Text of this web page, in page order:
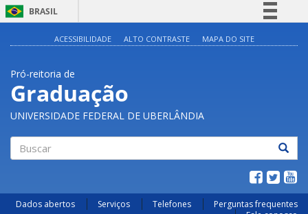
BRASIL
Legislação
Canais
ACESSIBILIDADE ALTO CONTRASTE MAPA DO SITE
Pró-reitoria de
Graduação
UNIVERSIDADE FEDERAL DE UBERLÂNDIA
Dados abertos Serviços Telefones
Perguntas frequentes